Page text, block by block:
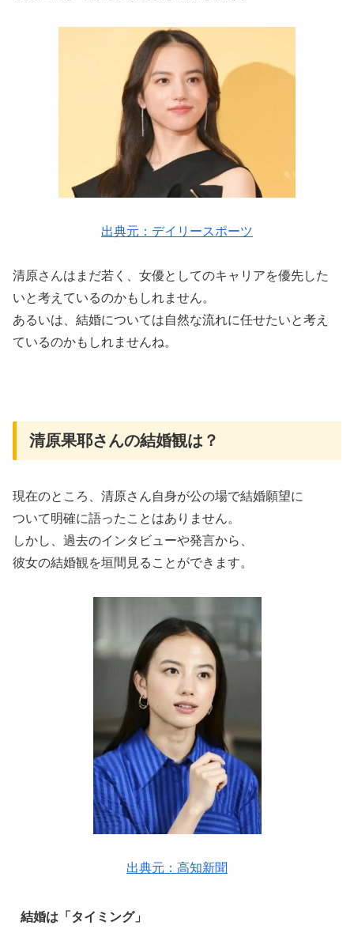
出典元：デイリースポーツ
清原さんはまだ若く、女優としてのキャリアを優先した
いと考えているのかもしれません。
あるいは、結婚については自然な流れに任せたいと考え
ているのかもしれませんね。
清原果耶さんの結婚観は？
現在のところ、清原さん自身が公の場で結婚願望に
ついて明確に語ったことはありません。
しかし、過去のインタビューや発言から、
彼女の結婚観を垣間見ることができます。
出典元：高知新聞
結婚は「タイミング」